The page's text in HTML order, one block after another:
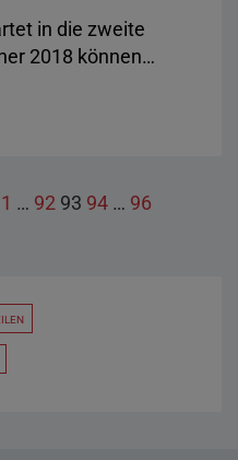
in die zweite
2018 können…
1 … 92 93 94 … 96